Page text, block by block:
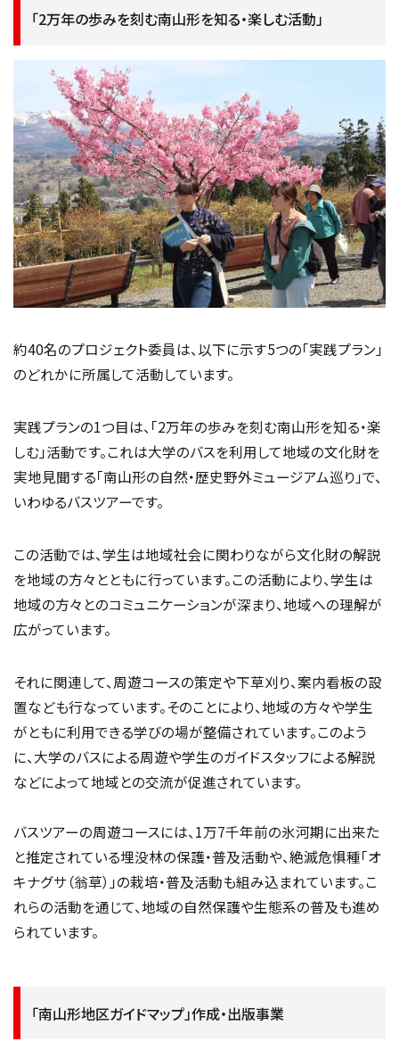
「2万年の歩みを刻む南山形を知る・楽しむ活動」
約40名のプロジェクト委員は、以下に示す5つの「実践プラン」
のどれかに所属して活動しています。
実践プランの1つ目は、「2万年の歩みを刻む南山形を知る・楽
しむ」活動です。これは大学のバスを利用して地域の文化財を
実地見聞する「南山形の自然・歴史野外ミュージアム巡り」で、
いわゆるバスツアーです。
この活動では、学生は地域社会に関わりながら文化財の解説
を地域の方々とともに行っています。この活動により、学生は
地域の方々とのコミュニケーションが深まり、地域への理解が
広がっています。
それに関連して、周遊コースの策定や下草刈り、案内看板の設
置なども行なっています。そのことにより、地域の方々や学生
がともに利用できる学びの場が整備されています。このよう
に、大学のバスによる周遊や学生のガイドスタッフによる解説
などによって地域との交流が促進されています。
バスツアーの周遊コースには、1万7千年前の氷河期に出来た
と推定されている埋没林の保護・普及活動や、絶滅危惧種「オ
キナグサ（翁草）」の栽培・普及活動も組み込まれています。こ
れらの活動を通じて、地域の自然保護や生態系の普及も進め
られています。
「南山形地区ガイドマップ」作成・出版事業